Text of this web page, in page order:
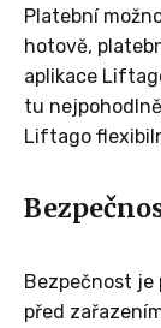
Platební
hotově,
aplikace
tu
Liftago
Bezpečnost
před